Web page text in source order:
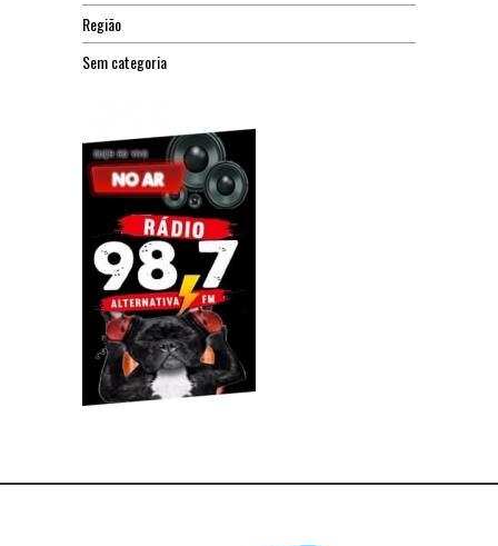
Região
Sem categoria